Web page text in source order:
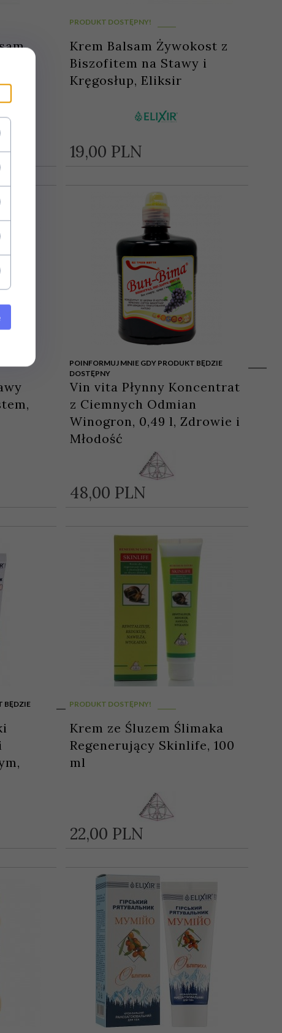
PRODUKT DOSTĘPNY!
Krem Balsam Żywokost z
Biszofitem na Stawy i
Kręgosłup, Eliksir
19,00 PLN
POINFORMUJ MNIE GDY PRODUKT BĘDZIE
DOSTĘPNY
Vin vita Płynny Koncentrat
z Ciemnych Odmian
Winogron, 0,49 l, Zdrowie i
Młodość
48,00 PLN
BĘDZIE
PRODUKT DOSTĘPNY!
Krem ze Śluzem Ślimaka
Regenerujący Skinlife, 100
ml
22,00 PLN